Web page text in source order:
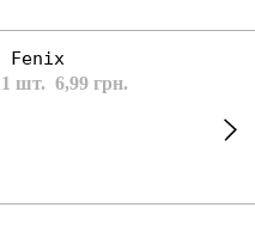
Fenix
шт. 6,99 грн.